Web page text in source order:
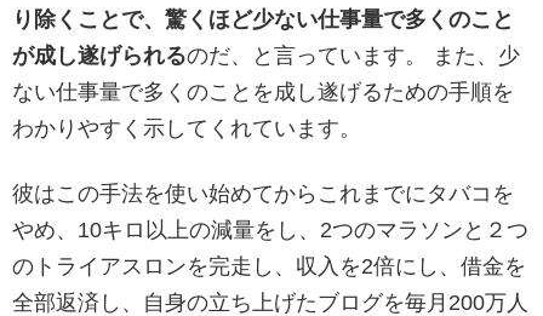
り除くことで、驚くほど少ない仕事量で多くのこと
が成し遂げられるのだ、と言っています。 また、少
ない仕事量で多くのことを成し遂げるための手順を
わかりやすく示してくれています。
彼はこの手法を使い始めてからこれまでにタバコを
やめ、10キロ以上の減量をし、2つのマラソンと２つ
のトライアスロンを完走し、収入を2倍にし、借金を
全部返済し、自身の立ち上げたブログを毎月200万人